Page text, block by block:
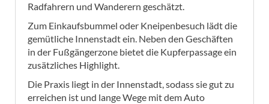
Radfahrern und Wanderern geschätzt.
Zum Einkaufsbummel oder Kneipenbesuch lädt die
gemütliche Innenstadt ein. Neben den Geschäften
in der Fußgängerzone bietet die Kupferpassage ein
zusätzliches Highlight.
Die Praxis liegt in der Innenstadt, sodass sie gut zu
erreichen ist und lange Wege mit dem Auto